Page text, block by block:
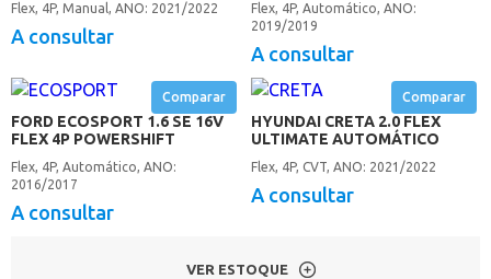
Flex, 4P, Manual, ANO: 2021/2022
A consultar
Flex, 4P, Automático, ANO:
2019/2019
A consultar
Comparar
FORD ECOSPORT 1.6 SE 16V
FLEX 4P POWERSHIFT
Flex, 4P, Automático, ANO:
2016/2017
A consultar
Comparar
HYUNDAI CRETA 2.0 FLEX
ULTIMATE AUTOMÁTICO
Flex, 4P, CVT, ANO: 2021/2022
A consultar
VER ESTOQUE